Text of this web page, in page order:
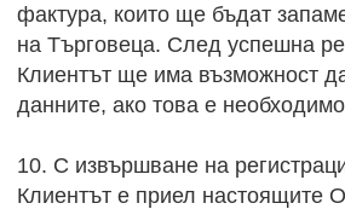
фактура, които ще бъдат
на Търговеца. След успешна
Клиентът ще има възможност
данните, ако това е
10. С извършване на
Клиентът е приел настоящите